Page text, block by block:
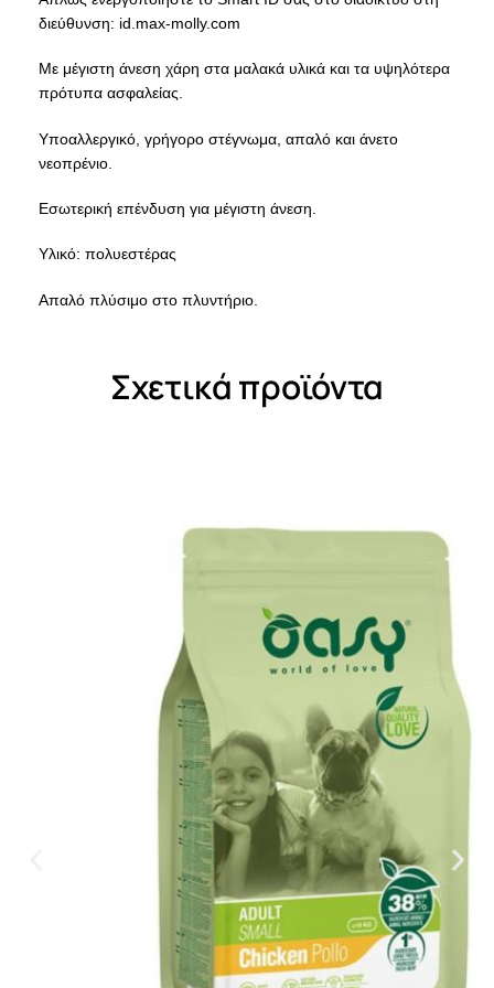
διεύθυνση: id.max-molly.com
Με μέγιστη άνεση χάρη στα μαλακά υλικά και τα υψηλότερα
πρότυπα ασφαλείας.
Υποαλλεργικό, γρήγορο στέγνωμα, απαλό και άνετο
νεοπρένιο.
Εσωτερική επένδυση για μέγιστη άνεση.
Υλικό: πολυεστέρας
Απαλό πλύσιμο στο πλυντήριο.
Σχετικά προϊόντα